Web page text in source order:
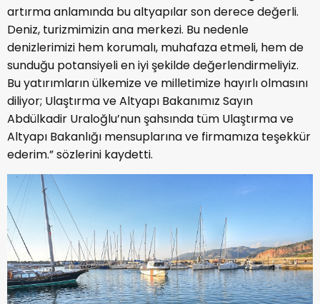
artırma anlamında bu altyapılar son derece değerli.
Deniz, turizmimizin ana merkezi. Bu nedenle
denizlerimizi hem korumalı, muhafaza etmeli, hem de
sunduğu potansiyeli en iyi şekilde değerlendirmeliyiz.
Bu yatırımların ülkemize ve milletimize hayırlı olmasını
diliyor; Ulaştırma ve Altyapı Bakanımız Sayın
Abdülkadir Uraloğlu’nun şahsında tüm Ulaştırma ve
Altyapı Bakanlığı mensuplarına ve firmamıza teşekkür
ederim.” sözlerini kaydetti.